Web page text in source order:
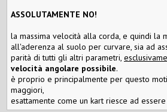
ASSOLUTAMENTE NO!
la massima velocità alla corda, e quindi la
all'aderenza al suolo per curvare, sia ad
parità di tutti gli altri parametri,
velocità angolare possibile.
è proprio e principalmente per questo
maggiori,
esattamente come un kart riesce ad